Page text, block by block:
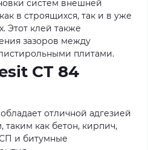
систем внешней
в строящихся, так и в уже
Этот клей также
зазоров между
плитами.
СТ 84
отличной адгезией
как бетон, кирпич,
и битумные